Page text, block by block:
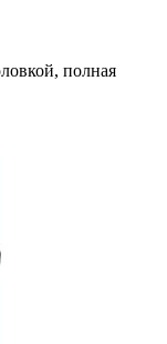
полная